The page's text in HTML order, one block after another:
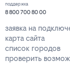
поддержка
8 800 700 80 00
заявка на
карта сайта
список городов
проверить